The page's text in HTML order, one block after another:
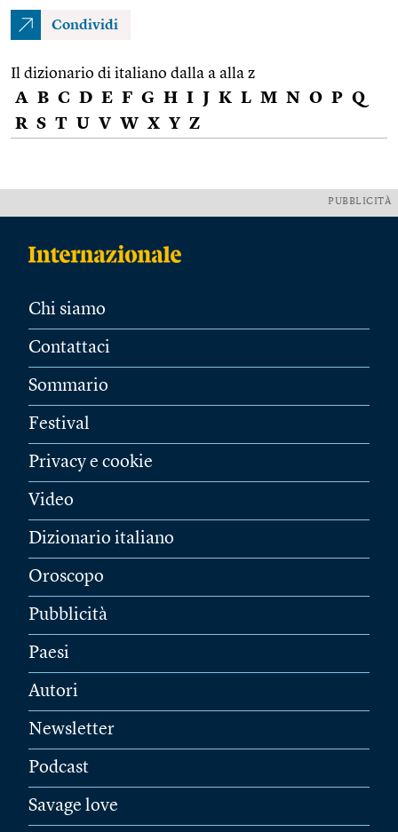
Condividi
Il dizionario di italiano dalla a alla z
A B C D E F G H I J K L M N O P Q
R S T U V W X Y Z
PUBBLICITÀ
Chi siamo
Contattaci
Sommario
Festival
Privacy e cookie
Video
Dizionario italiano
Oroscopo
Pubblicità
Paesi
Autori
Newsletter
Podcast
Savage love